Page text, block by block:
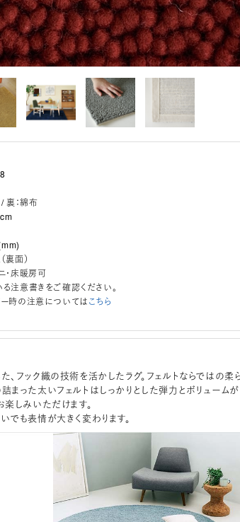
裏：綿布
裏面）
・床暖房可
注意書きをご確認ください。
時の注意についてはこちら
、フック織の技術を活かしたラグ。フェルトならではの柔
まった太いフェルトはしっかりとした弾力とボリュームが
楽しみいただけます。
でも表情が大きく変わります。